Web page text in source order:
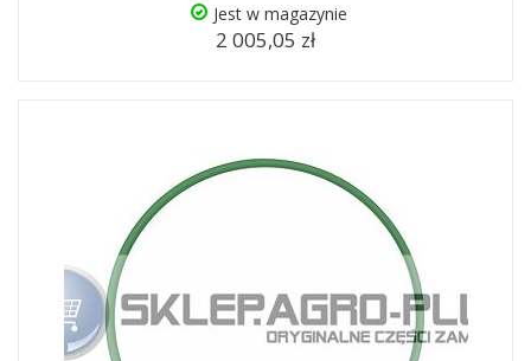
Jest w magazynie
2 005,05 zł